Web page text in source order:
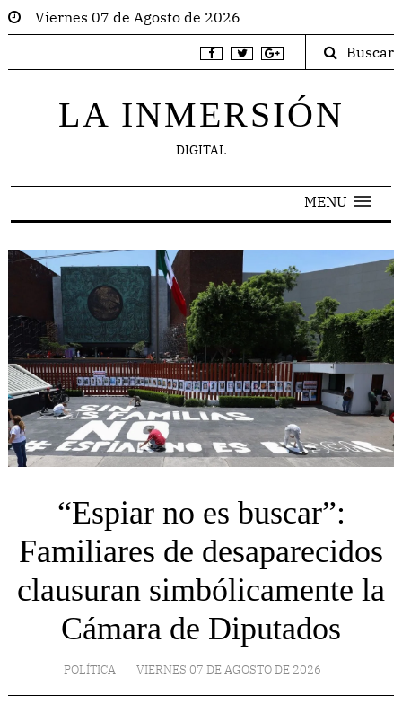
Viernes 07 de Agosto de 2026
Buscar
LA INMERSIÓN
DIGITAL
MENU
“Espiar no es buscar”:
Familiares de desaparecidos
clausuran simbólicamente la
Cámara de Diputados
POLÍTICA VIERNES 07 DE AGOSTO DE 2026